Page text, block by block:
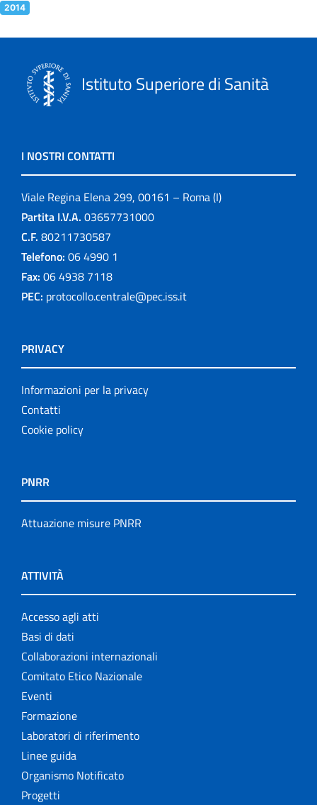
2014
Istituto Superiore di Sanità
I NOSTRI CONTATTI
Viale Regina Elena 299, 00161 – Roma (I)
Partita I.V.A. 03657731000
C.F. 80211730587
Telefono: 06 4990 1
Fax: 06 4938 7118
PEC: protocollo.centrale@pec.iss.it
PRIVACY
Informazioni per la privacy
Contatti
Cookie policy
PNRR
Attuazione misure PNRR
ATTIVITÀ
Accesso agli atti
Basi di dati
Collaborazioni internazionali
Comitato Etico Nazionale
Eventi
Formazione
Laboratori di riferimento
Linee guida
Organismo Notificato
Progetti